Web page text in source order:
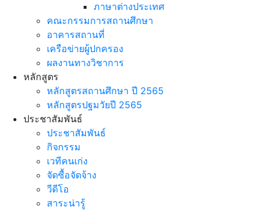
ภาษาต่างประเทศ
คณะกรรมการสถานศึกษา
อาคารสถานที่
เครือข่ายผู้ปกครอง
ผลงานทางวิชาการ
หลักสูตร
หลักสูตรสถานศึกษา ปี 2565
หลักสูตรปฐมวัยปี 2565
ประชาสัมพันธ์
ประชาสัมพันธ์
กิจกรรม
เวทีคนเก่ง
จัดซื้อจัดจ้าง
วีดีโอ
สาระน่ารู้